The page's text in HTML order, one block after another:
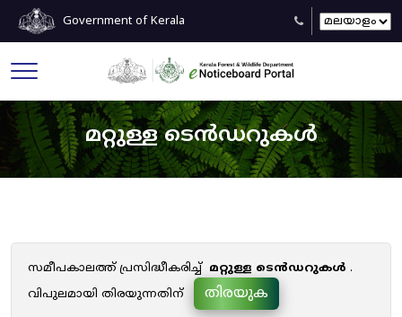
Government of Kerala
മറ്റുള്ള ടെൻഡറുകൾ
സമീപകാലത്ത് പ്രസിദ്ധീകരിച്ച് മറ്റുള്ള ടെൻഡറുകൾ .
വിപുലമായി തിരയുന്നതിന്
തിരയുക